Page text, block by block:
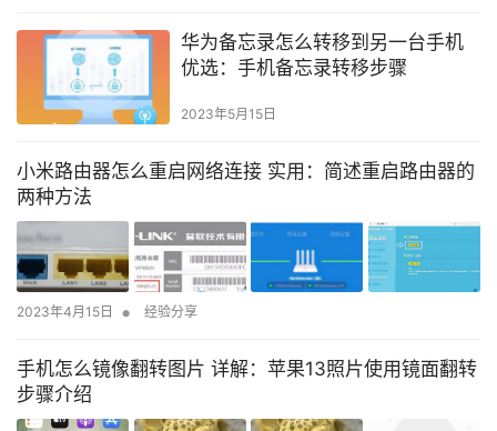
华为备忘录怎么转移到另一台手机
优选：手机备忘录转移步骤
2023年5月15日
小米路由器怎么重启网络连接 实用：简述重启路由器的
两种方法
2023年4月15日 • 经验分享
手机怎么镜像翻转图片 详解：苹果13照片使用镜面翻转
步骤介绍